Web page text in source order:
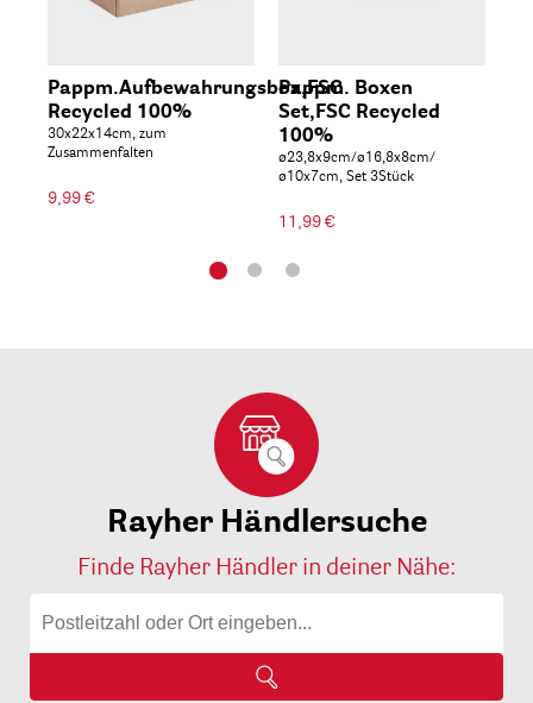
Pappm.Aufbewahrungsbox,FSC
Recycled 100%
30x22x14cm, zum
Zusammenfalten
9,99 €
Pappm. Boxen
Set,FSC Recycled
100%
ø23,8x9cm/ø16,8x8cm/
ø10x7cm, Set 3Stück
11,99 €
Rayher Händlersuche
Finde Rayher Händler in deiner Nähe: